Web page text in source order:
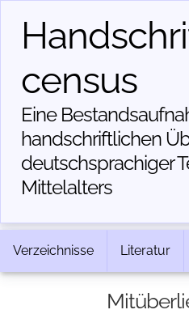
census
Eine
handschriftlichen
deutschsprachiger
Mittelalters
Verzeichnisse Literatur